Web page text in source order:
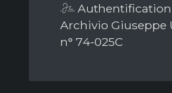
Authentification
Archivio Giuseppe
n° 74-025C